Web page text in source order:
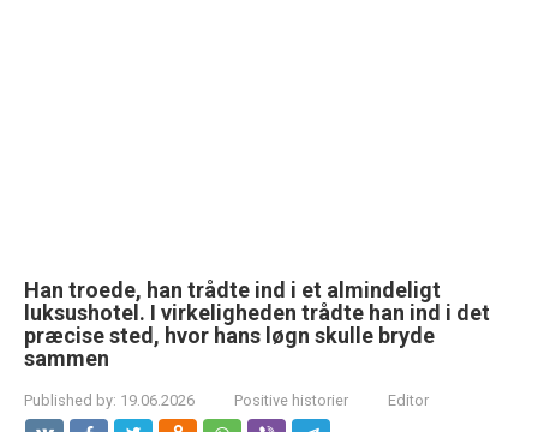
Han troede, han trådte ind i et almindeligt
luksushotel. I virkeligheden trådte han ind i det
præcise sted, hvor hans løgn skulle bryde
sammen
Published by: 19.06.2026 Positive historier Editor